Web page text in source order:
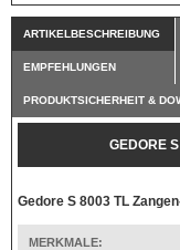
ARTIKELBESCHREIBUNG
EMPFEHLUNGEN
PRODUKTSICHERHEIT &
GEDORE
Gedore S 8003 TL
MERKMALE: